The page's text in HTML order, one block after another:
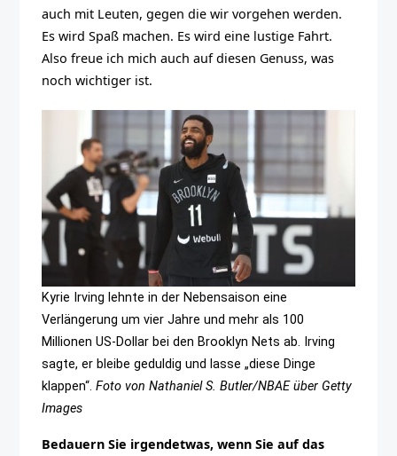
auch mit Leuten, gegen die wir vorgehen werden.
Es wird Spaß machen. Es wird eine lustige Fahrt.
Also freue ich mich auch auf diesen Genuss, was
noch wichtiger ist.
Kyrie Irving lehnte in der Nebensaison eine
Verlängerung um vier Jahre und mehr als 100
Millionen US-Dollar bei den Brooklyn Nets ab. Irving
sagte, er bleibe geduldig und lasse „diese Dinge
klappen“.Foto von Nathaniel S. Butler/NBAE über Getty
Images
Bedauern Sie irgendetwas, wenn Sie auf das